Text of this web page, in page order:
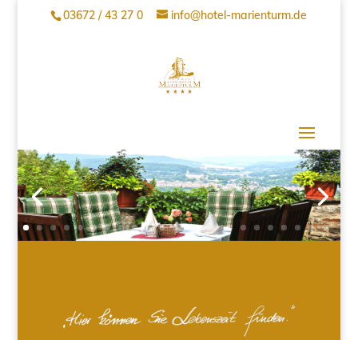
03672 / 43 27 0 info@hotel-marienturm.de